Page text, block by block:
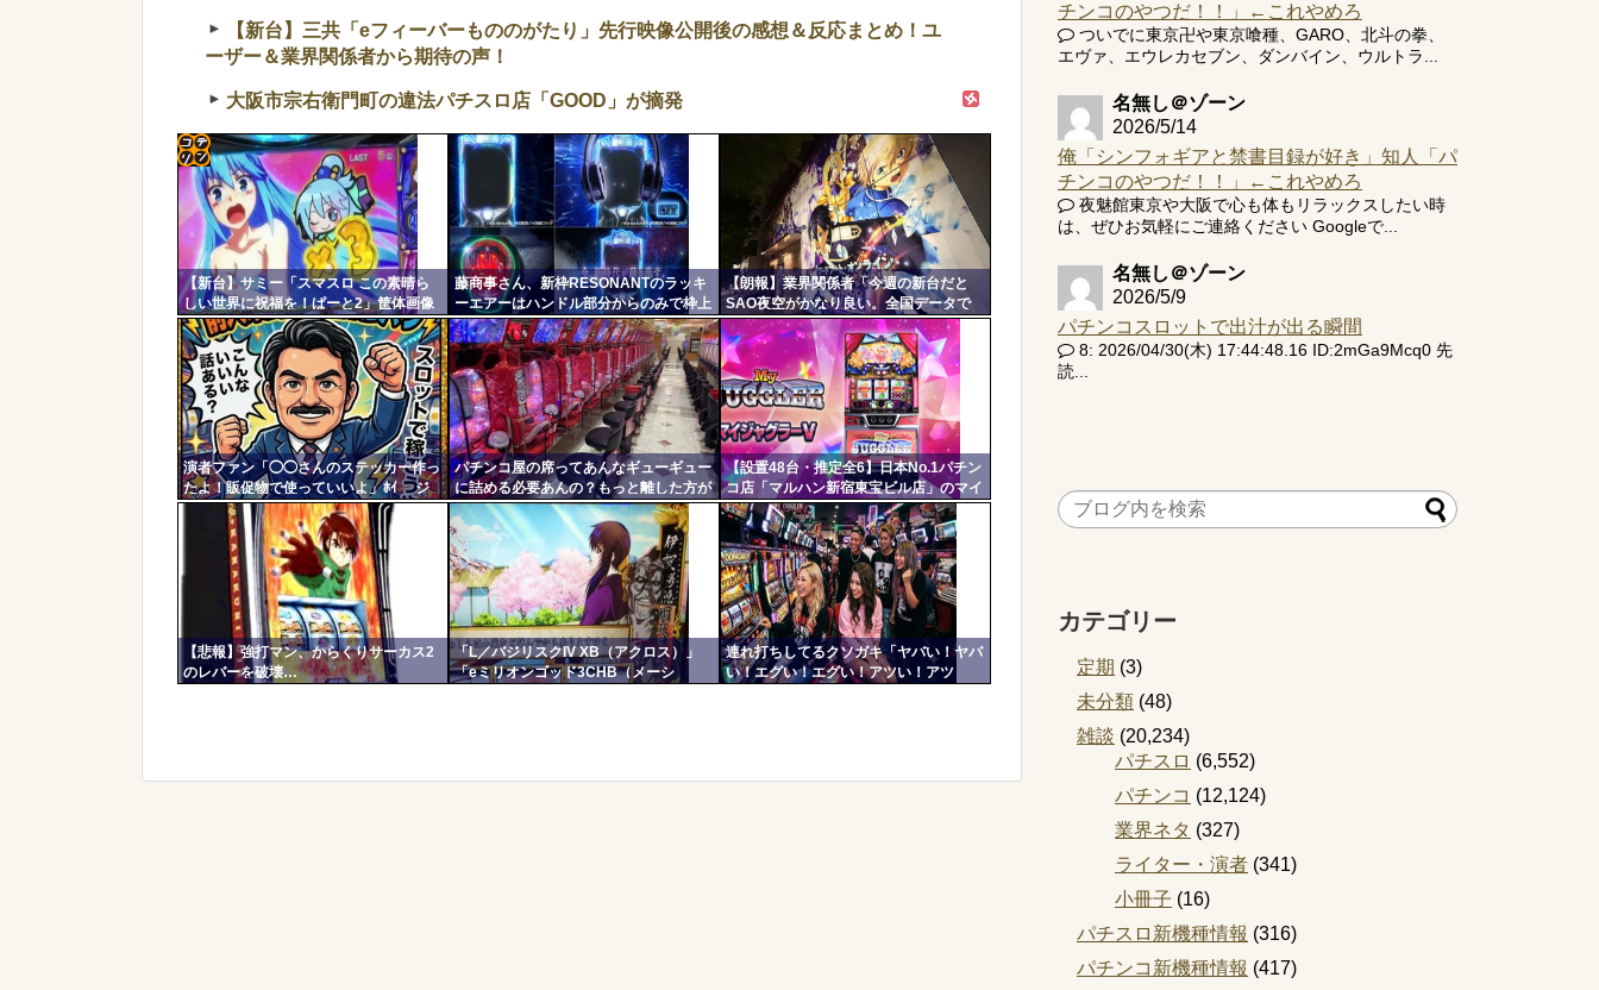
【新台】三共「eフィーバーもののがたり」先行映像公開後の感想＆反応まとめ！ユ
ーザー＆業界関係者から期待の声！
大阪市宗右衛門町の違法パチスロ店「GOOD」が摘発
【新台】サミー「スマスロ この素晴ら
しい世界に祝福を！ぱーと2」筐体画像
が公開される！このすば10周年イベント
の会場に展示されているらしいぞ！！！
藤商事さん、新枠RESONANTのラッキ
ーエアーはハンドル部分からのみで枠上
部からの風は無い模様。ヅラに配慮した
か？
【朗報】業界関係者「今週の新台だと
SAO夜空がかなり良い。全国データで
No.1稼働、1000円スタートは平均20
弱、玉単価は2円切り&出率98%台後半
で相当甘い数値」
演者ファン「◯◯さんのステッカー作っ
たよ！販促物で使っていいよ」ﾎｲ ジ
ャンバリ「勝手にグッズ作ってタレント
に渡さないで」
パチンコ屋の席ってあんなギューギュー
に詰める必要あんの？もっと離した方が
よくね？？？
【設置48台・推定全6】日本No.1パチン
コ店「マルハン新宿東宝ビル店」のマイ
ジャグラー、とんでもない事になるｗｗ
ｗｗｗ
【悲報】強打マン、からくりサーカス2
のレバーを破壊…
「L／バジリスクIV XB（アクロス）」
「eミリオンゴッド3CHB（メーシ
連れ打ちしてるクソガキ「ヤバい！ヤバ
い！エグい！エグい！アツい！アツ
コテ
リン
- 固
定リ
ンク
自動
更新
ツー
ル
チンコのやつだ！！」←これやめろ
ついでに東京卍や東京喰種、GARO、北斗の拳、
エヴァ、エウレカセブン、ダンバイン、ウルトラ...
名無し＠ゾーン
2026/5/14
俺「シンフォギアと禁書目録が好き」知人「パ
チンコのやつだ！！」←これやめろ
夜魅館東京や大阪で心も体もリラックスしたい時
は、ぜひお気軽にご連絡ください Googleで...
名無し＠ゾーン
2026/5/9
パチンコスロットで出汁が出る瞬間
8: 2026/04/30(木) 17:44:48.16 ID:2mGa9Mcq0 先
読...
カテゴリー
定期 (3)
未分類 (48)
雑談 (20,234)
パチスロ (6,552)
パチンコ (12,124)
業界ネタ (327)
ライター・演者 (341)
小冊子 (16)
パチスロ新機種情報 (316)
パチンコ新機種情報 (417)